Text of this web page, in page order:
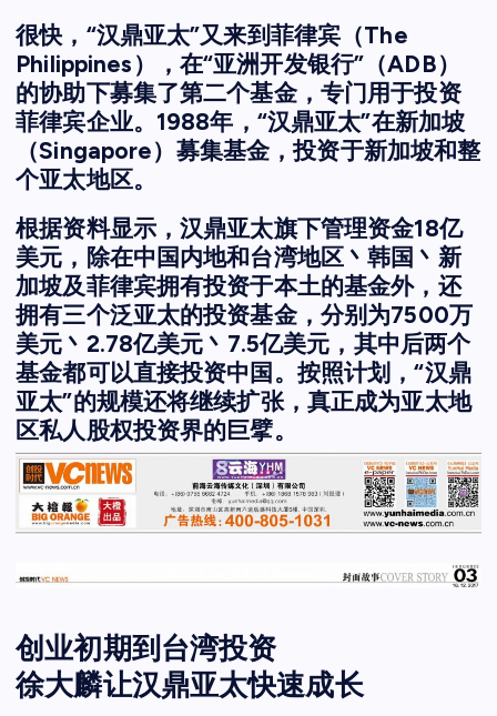
很快，“汉鼎亚太”又来到菲律宾（The
Philippines），在“亚洲开发银行”（ADB）
的协助下募集了第二个基金，专门用于投资
菲律宾企业。1988年，“汉鼎亚太”在新加坡
（Singapore）募集基金，投资于新加坡和整
个亚太地区。
根据资料显示，汉鼎亚太旗下管理资金18亿
美元，除在中国内地和台湾地区丶韩国丶新
加坡及菲律宾拥有投资于本土的基金外，还
拥有三个泛亚太的投资基金，分别为7500万
美元丶2.78亿美元丶7.5亿美元，其中后两个
基金都可以直接投资中国。按照计划，“汉鼎
亚太”的规模还将继续扩张，真正成为亚太地
区私人股权投资界的巨擘。
创业初期到台湾投资
徐大麟让汉鼎亚太快速成长